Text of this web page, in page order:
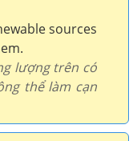
sources
lượng trên có
thể làm cạn